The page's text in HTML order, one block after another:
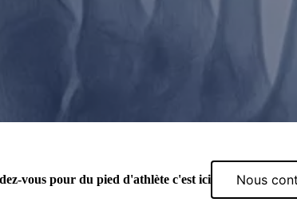
vous pour du pied d'athlète c'est ici Nous